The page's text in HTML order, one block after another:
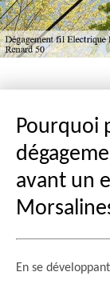
Pourquoi
avant un
En se